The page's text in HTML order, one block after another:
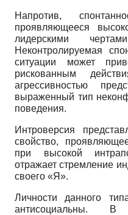
Напротив,
проявляющееся
лидерскими
Неконтролируемая
ситуации может
рискованным
агрессивностью
выраженный тип
поведения.
Интроверсия
свойство,
при высокой
отражает стремление
своего «Я».
Личности данного
антисоциальны. В